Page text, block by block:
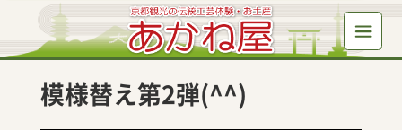
模様替え第2弾(^^)